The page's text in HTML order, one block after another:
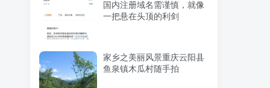
国内注册域名需谨慎，就像
一把悬在头顶的利剑
家乡之美丽风景重庆云阳县
鱼泉镇木瓜村随手拍